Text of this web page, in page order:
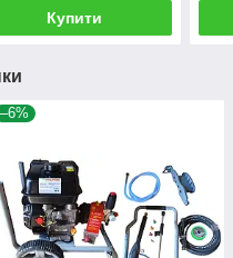
Купити
–6%